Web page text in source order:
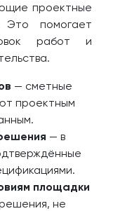
проектные
помогает
работ и
— сметные
проектным
— в
площадки
не